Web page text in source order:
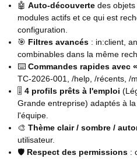
🤖 Auto-découverte des
modules actifs et ce qui est
configuration.
🎯 Filtres avancés : in:client,
combinables dans la même
⌨️ Commandes rapides avec
TC-2026-001, /help, /récents, /
🎚 4 profils prêts à l'emploi
Grande entreprise) adaptés à
l'équipe.
🎨 Thème clair / sombre /
utilisateur.
🛡️ Respect des permissions :